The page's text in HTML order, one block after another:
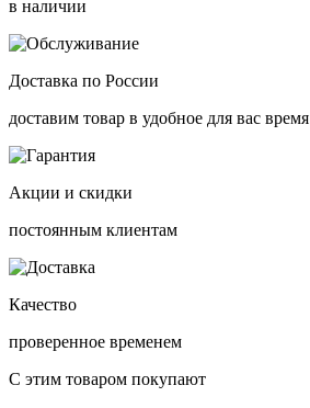
в наличии
Доставка по России
доставим товар в удобное для вас время
Акции и скидки
постоянным клиентам
Качество
проверенное временем
С этим товаром покупают